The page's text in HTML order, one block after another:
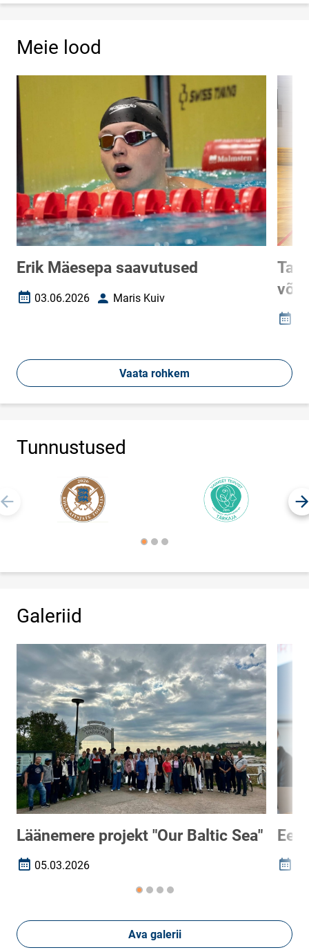
Meie lood
Erik Mäesepa saavutused
Loomise kuupäev
03.06.2026 AutorMaris Kuiv
Vaata rohkem
Tunnustused
Galeriid
Läänemere projekt "Our Baltic Sea"
Loomise kuupäev
05.03.2026
Ava galerii